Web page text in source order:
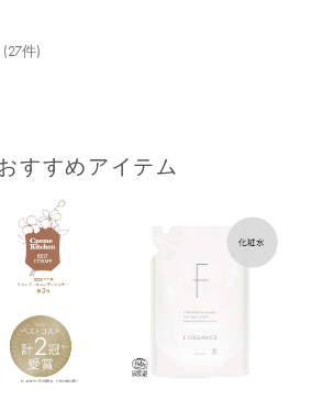
すすめアイテム